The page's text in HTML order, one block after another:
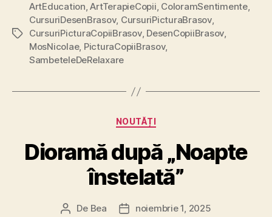
și
vine
Moș
Etichete
ArtEducation,ArtTerapieCopii, ColoramSentimente,
CursuriDesenBrasov, CursuriPicturaBrasov,
CursuriPicturaCopiiBrasov, DesenCopiiBrasov,
MosNicolae, PicturaCopiiBrasov,
SambeteleDeRelaxare
Categorii
NOUTĂȚI
Dioramă după „Noapte
înstelată”
Autor
De Bea
Datănoiembrie 1, 2025